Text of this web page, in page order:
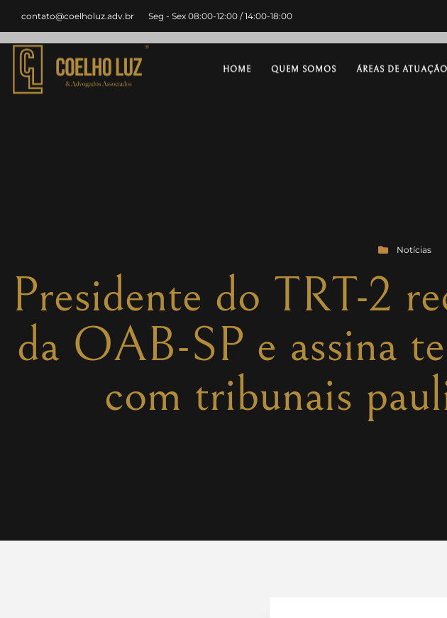
contato@coelholuz.adv.br Seg - Sex 08:00-12:00 / 14:00-18:00
HOME QUEM SOMOS ÁREAS DE ATUAÇÃO
Notícias
Presidente do TRT-2
da OAB-SP e assina
com tribunais